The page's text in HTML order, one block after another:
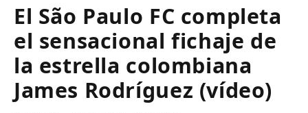
El São Paulo FC completa
el sensacional fichaje de
la estrella colombiana
James Rodríguez (vídeo)